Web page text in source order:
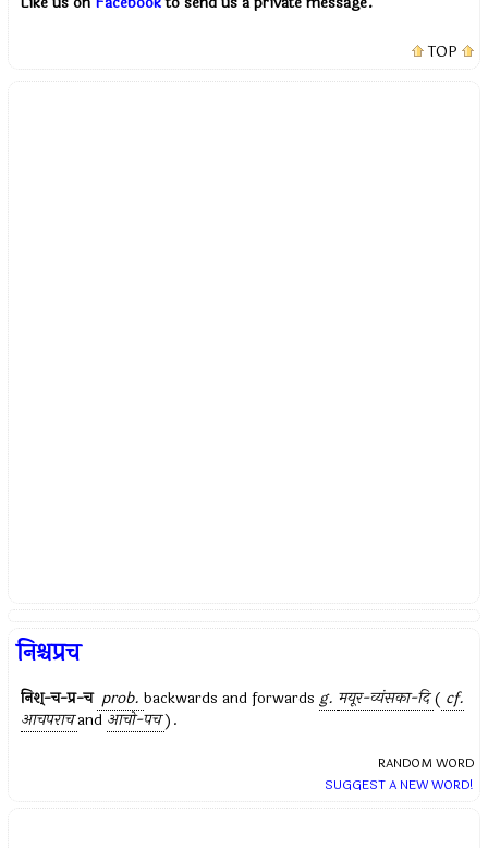
TOP
निश्चप्रच
निश्-च-प्र-च prob. backwards and forwardsg. मयूर-व्यंसका-दि ( cf.
आचपराचand आचो-पच).
RANDOM WORD
SUGGEST A NEW WORD!